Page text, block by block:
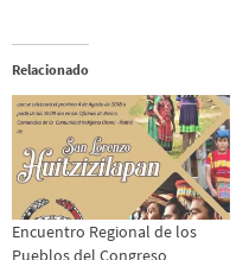
Relacionado
Encuentro Regional de los
Pueblos del Congreso